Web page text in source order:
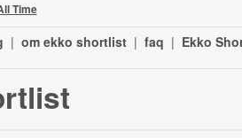
Time
| om ekko shortlist | faq | Ekko